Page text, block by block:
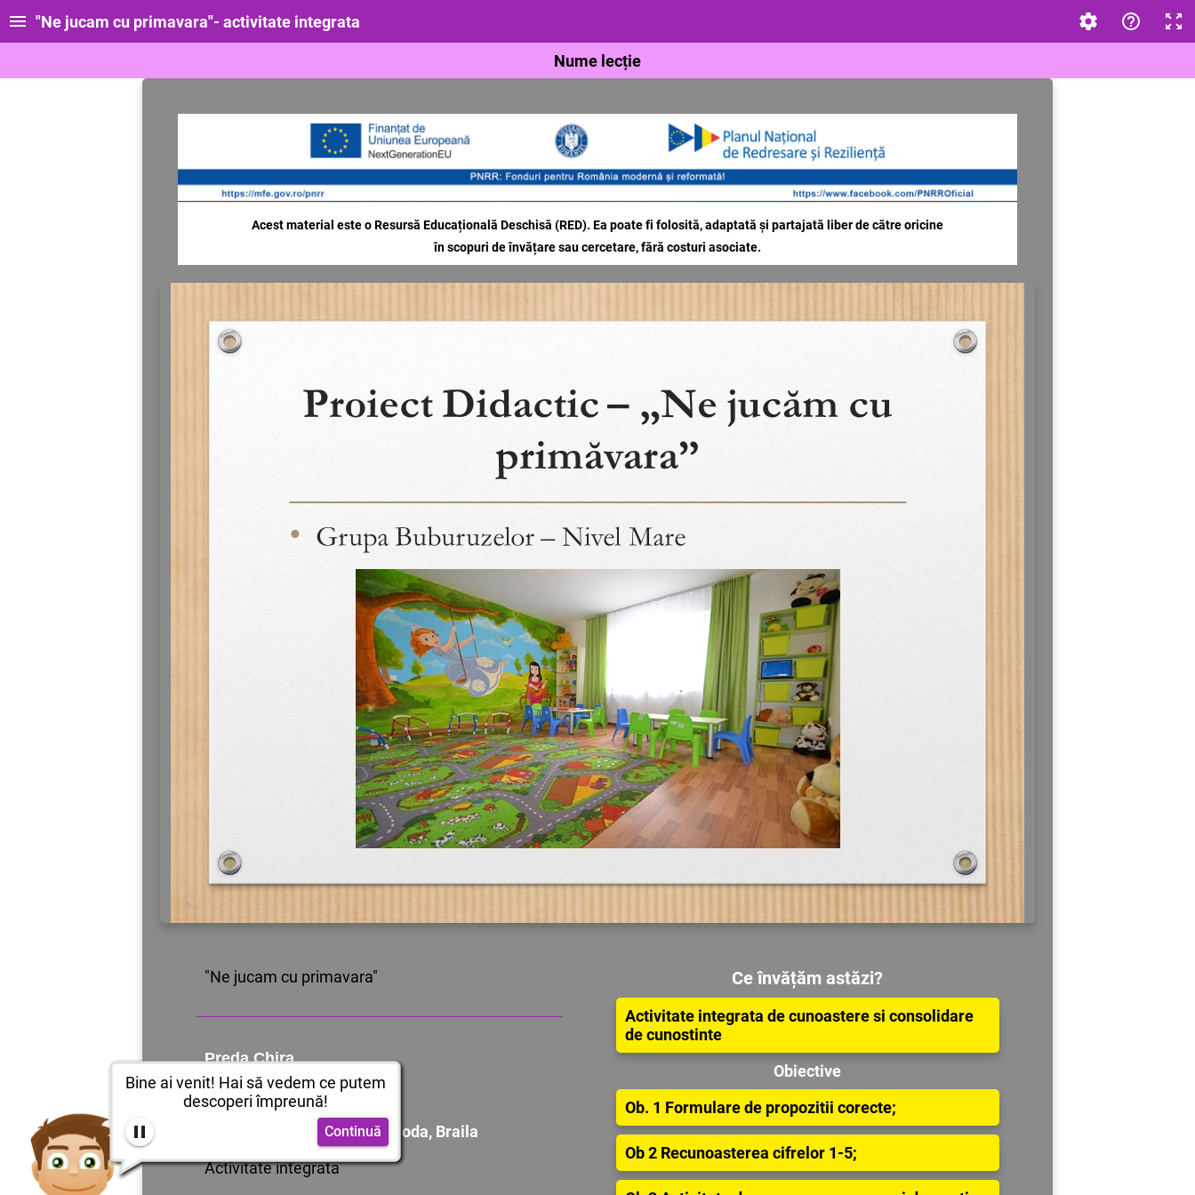
Bine ai venit! Hai să vedem ce putem
descoperi împreună!
Continuă
"Ne jucam cu primavara"- activitate integrata
Nume lecție
Acest material este o Resursă Educațională Deschisă (RED). Ea poate fi folosită, adaptată și partajată liber de către oricine
în scopuri de învățare sau cercetare, fără costuri asociate.
"Ne jucam cu primavara"
Preda Chira
Grupa mare
Scoala Gimnaziala Vlaicu Voda, Braila
Activitate integrata
Ce învățăm astăzi?
Activitate integrata de cunoastere si consolidare
de cunostinte
Obiective
Ob. 1 Formulare de propozitii corecte;
Ob 2 Recunoasterea cifrelor 1-5;